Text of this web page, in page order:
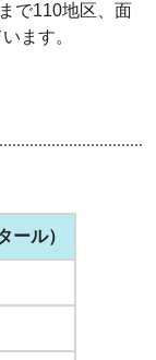
で110地区、面
ます。
ール）